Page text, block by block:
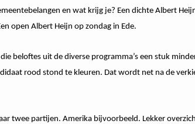
en wat krijg je? Een dichte Albert
open Albert Heijn op zondag in Ede.
beloftes uit de diverse programma’s een stuk
rood stond te kleuren. Dat wordt net na de
twee partijen. Amerika bijvoorbeeld. Lekker